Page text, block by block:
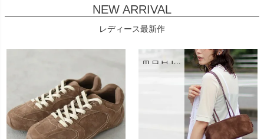
NEW ARRIVAL
レディース最新作